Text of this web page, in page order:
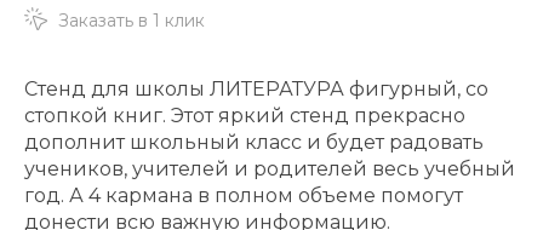
Заказать в 1 клик
Стенд для школы ЛИТЕРАТУРА фигурный, со
стопкой книг. Этот яркий стенд прекрасно
дополнит школьный класс и будет радовать
учеников, учителей и родителей весь учебный
год. А 4 кармана в полном объеме помогут
донести всю важную информацию.